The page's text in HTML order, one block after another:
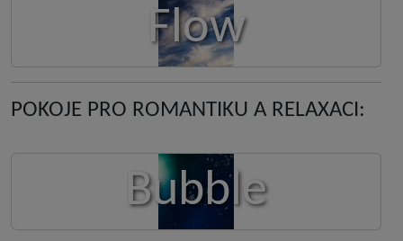
Flow
POKOJE PRO ROMANTIKU A RELAXACI:
Bubble